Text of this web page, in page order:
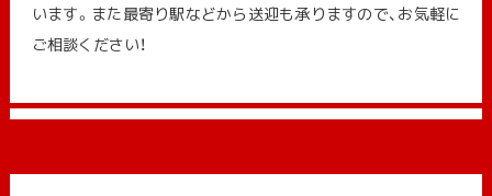
います。また最寄り駅などから送迎も承りますので、お気軽に
ご相談ください！